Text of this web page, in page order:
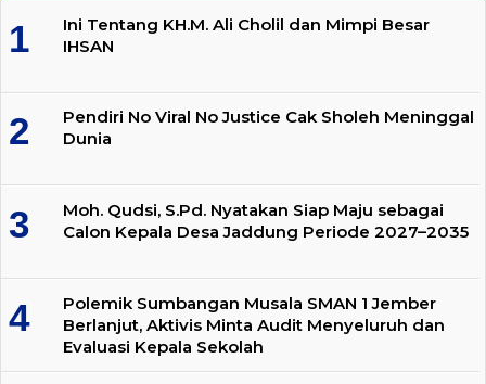
Ini Tentang KH.M. Ali Cholil dan Mimpi Besar
IHSAN
Pendiri No Viral No Justice Cak Sholeh Meninggal
Dunia
Moh. Qudsi, S.Pd. Nyatakan Siap Maju sebagai
Calon Kepala Desa Jaddung Periode 2027–2035
Polemik Sumbangan Musala SMAN 1 Jember
Berlanjut, Aktivis Minta Audit Menyeluruh dan
Evaluasi Kepala Sekolah